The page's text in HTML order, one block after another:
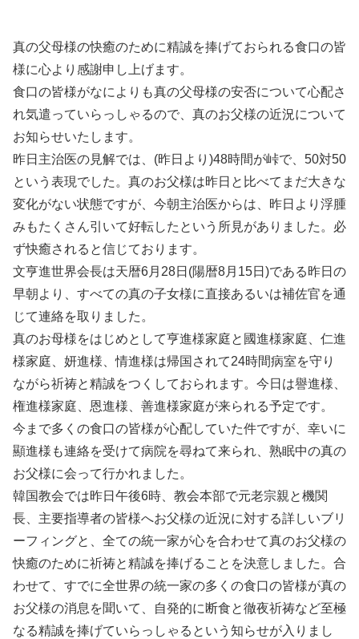
真の父母様の快癒のために精誠を捧げておられる食口の皆
様に心より感謝申し上げます。
食口の皆様がなによりも真の父母様の安否について心配さ
れ気遣っていらっしゃるので、真のお父様の近況について
お知らせいたします。
昨日主治医の見解では、(昨日より)48時間が峠で、50対50
という表現でした。真のお父様は昨日と比べてまだ大きな
変化がない状態ですが、今朝主治医からは、昨日より浮腫
みもたくさん引いて好転したという所見がありました。必
ず快癒されると信じております。
文亨進世界会長は天暦6月28日(陽暦8月15日)である昨日の
早朝より、すべての真の子女様に直接あるいは補佐官を通
じて連絡を取りました。
真のお母様をはじめとして亨進様家庭と國進様家庭、仁進
様家庭、妍進様、情進様は帰国されて24時間病室を守り
ながら祈祷と精誠をつくしておられます。今日は譽進様、
権進様家庭、恩進様、善進様家庭が来られる予定です。
今まで多くの食口の皆様が心配していた件ですが、幸いに
顯進様も連絡を受けて病院を尋ねて来られ、熟眠中の真の
お父様に会って行かれました。
韓国教会では昨日午後6時、教会本部で元老宗親と機関
長、主要指導者の皆様へお父様の近況に対する詳しいブリ
ーフィングと、全ての統一家が心を合わせて真のお父様の
快癒のために祈祷と精誠を捧げることを決意しました。合
わせて、すでに全世界の統一家の多くの食口の皆様が真の
お父様の消息を聞いて、自発的に断食と徹夜祈祷など至極
なる精誠を捧げていらっしゃるという知らせが入りまし